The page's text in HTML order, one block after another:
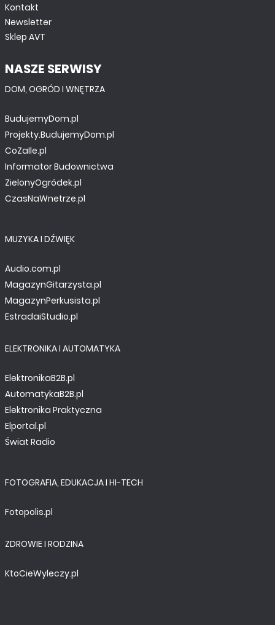
PROJEKTY EP
Trójdrożna zwrotnica aktywna
Kontakt
Newsletter
Sklep AVT
NASZE SERWISY
DOM, OGRÓD I WNĘTRZA
BudujemyDom.pl
Projekty.BudujemyDom.pl
CoZaIle.pl
Informator Budownictwa
ZielonyOgródek.pl
CzasNaWnetrze.pl
MUZYKA I DŹWIĘK
Audio.com.pl
MagazynGitarzysta.pl
MagazynPerkusista.pl
EstradaiStudio.pl
ELEKTRONIKA I AUTOMATYKA
ElektronikaB2B.pl
AutomatykaB2B.pl
Elektronika Praktyczna
Elportal.pl
Świat Radio
FOTOGRAFIA, EDUKACJA I HI-TECH
Fotopolis.pl
ZDROWIE I RODZINA
KtoCieWyleczy.pl